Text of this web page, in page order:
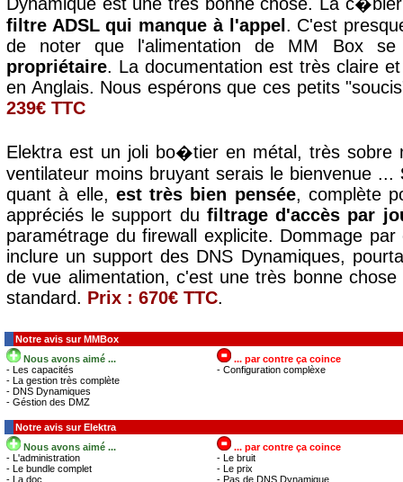
filtre ADSL qui manque à l'appel . C'est
de noter que l'alimentation de MM Box
propriétaire. La documentation est très claire
en Anglais. Nous espérons que ces petits
239€ TTC
Elektra est un joli bo�tier en métal, très sobre
ventilateur moins bruyant serais le bienvenue ...
quant à elle, est très bien pensée, complète
appréciés le support du filtrage d'accès par
paramétrage du firewall explicite. Dommage
inclure un support des DNS Dynamiques,
de vue alimentation, c'est une très bonne
standard. Prix : 670€ TTC.
Notre avis sur MMBox
Nous avons aimé ...
- Les capacités
- La gestion très complète
- DNS Dynamiques
- Géstion des DMZ
... par contre ça coince
- Configuration complèxe
Notre avis sur Elektra
Nous avons aimé ...
- L'administration
- Le bundle complet
- La doc
... par contre ça coince
- Le bruit
- Le prix
- Pas de DNS Dynamique